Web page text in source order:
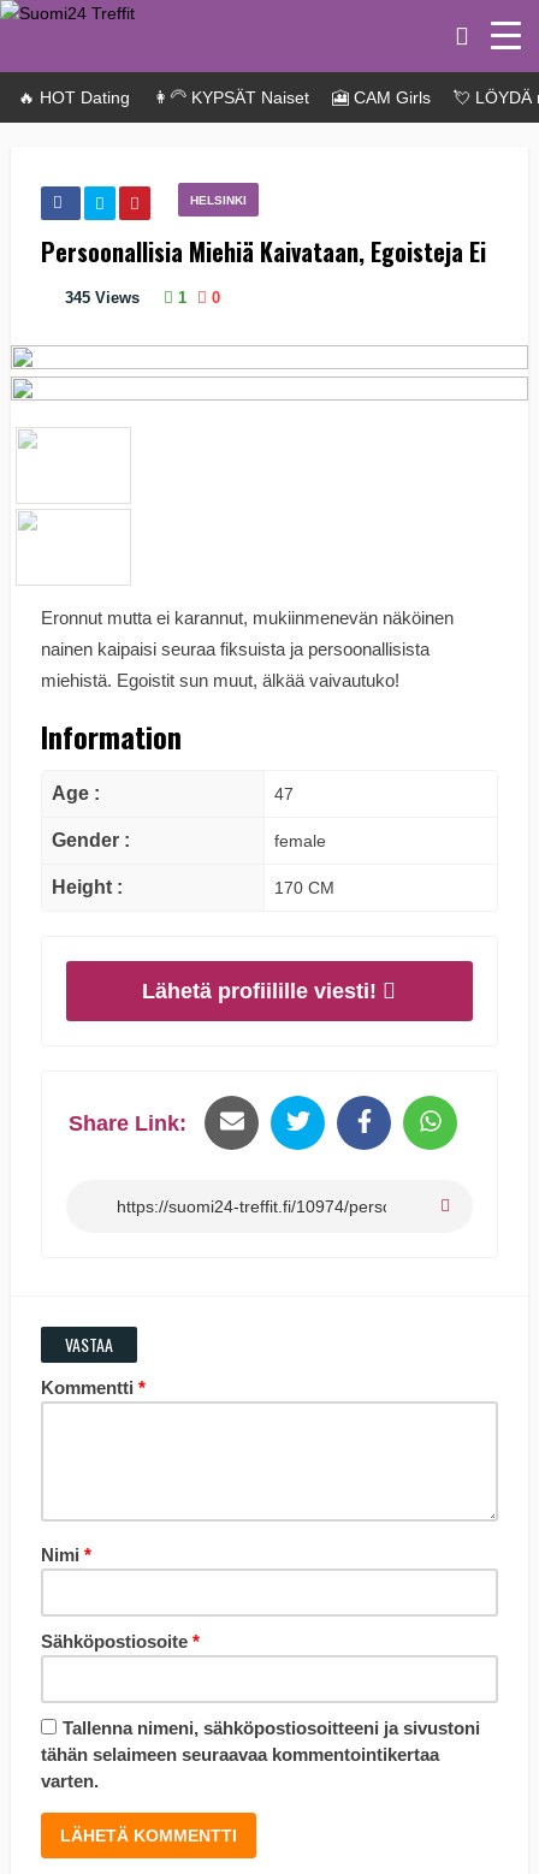
🔥 HOT Dating 👩‍🦳 KYPSÄT Naiset 🎦 CAM Girls 💘 LÖYDÄ
HELSINKI
Persoonallisia Miehiä Kaivataan, Egoisteja Ei
345 Views 1 0
Eronnut mutta ei karannut, mukiinmenevän näköinen
nainen kaipaisi seuraa fiksuista ja persoonallisista
miehistä. Egoistit sun muut, älkää vaivautuko!
Information
Age : 47
Gender : female
Height : 170 CM
Lähetä profiilille viesti!
Share Link:
VASTAA
Kommentti *
Nimi *
Sähköpostiosoite *
Tallenna nimeni, sähköpostiosoitteeni ja sivustoni
tähän selaimeen seuraavaa kommentointikertaa
varten.